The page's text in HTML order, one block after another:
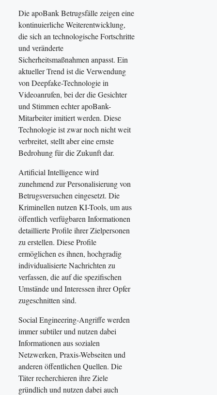
Die apoBank Betrugsfälle zeigen eine
kontinuierliche Weiterentwicklung,
die sich an technologische Fortschritte
und veränderte
Sicherheitsmaßnahmen anpasst. Ein
aktueller Trend ist die Verwendung
von Deepfake-Technologie in
Videoanrufen, bei der die Gesichter
und Stimmen echter apoBank-
Mitarbeiter imitiert werden. Diese
Technologie ist zwar noch nicht weit
verbreitet, stellt aber eine ernste
Bedrohung für die Zukunft dar.
Artificial Intelligence wird
zunehmend zur Personalisierung von
Betrugsversuchen eingesetzt. Die
Kriminellen nutzen KI-Tools, um aus
öffentlich verfügbaren Informationen
detaillierte Profile ihrer Zielpersonen
zu erstellen. Diese Profile
ermöglichen es ihnen, hochgradig
individualisierte Nachrichten zu
verfassen, die auf die spezifischen
Umstände und Interessen ihrer Opfer
zugeschnitten sind.
Social Engineering-Angriffe werden
immer subtiler und nutzen dabei
Informationen aus sozialen
Netzwerken, Praxis-Webseiten und
anderen öffentlichen Quellen. Die
Täter recherchieren ihre Ziele
gründlich und nutzen dabei auch